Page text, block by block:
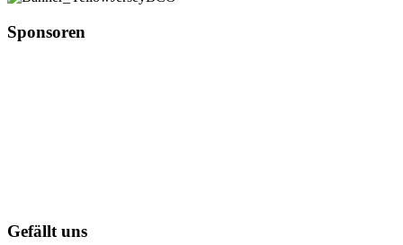
Sponsoren
Gefällt uns